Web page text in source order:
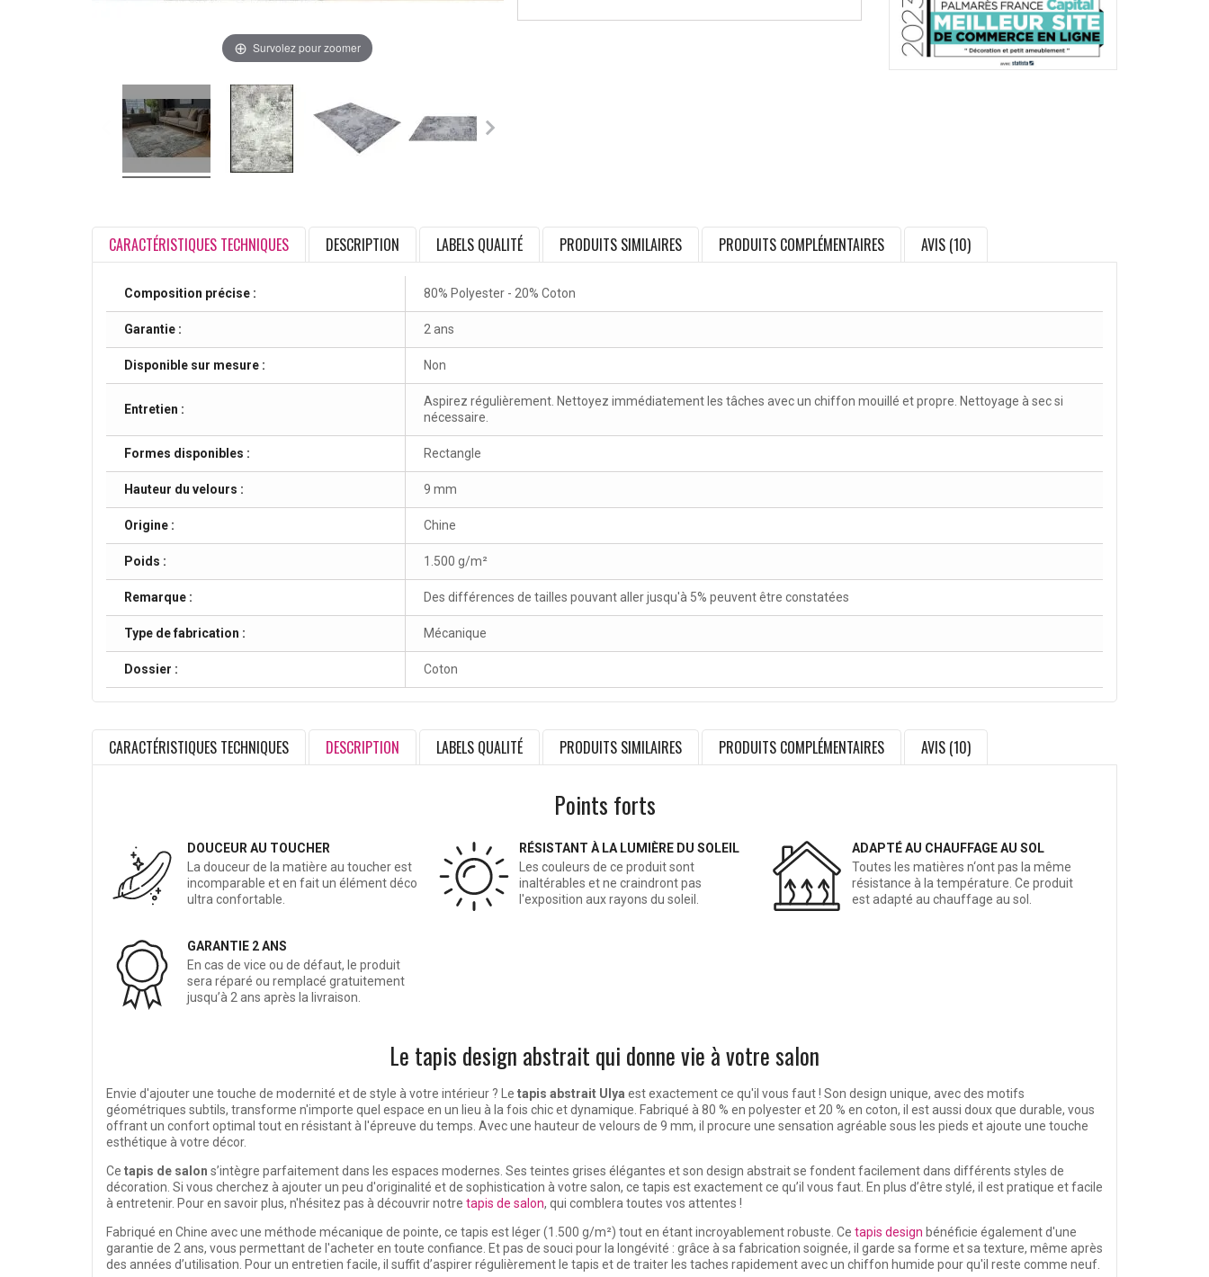
Survolez pour zoomer
CARACTÉRISTIQUES TECHNIQUES DESCRIPTION LABELS QUALITÉ PRODUITS SIMILAIRES PRODUITS COMPLÉMENTAIRES AVIS (10)
Composition précise : 80% Polyester - 20% Coton
Garantie : 2 ans
Disponible sur mesure : Non
Entretien :
Aspirez régulièrement. Nettoyez immédiatement les tâches avec un chiffon mouillé et propre. Nettoyage à sec si
nécessaire.
Formes disponibles : Rectangle
Hauteur du velours : 9 mm
Origine : Chine
Poids : 1.500 g/m²
Remarque : Des différences de tailles pouvant aller jusqu'à 5% peuvent être constatées
Type de fabrication : Mécanique
Dossier : Coton
CARACTÉRISTIQUES TECHNIQUES DESCRIPTION LABELS QUALITÉ PRODUITS SIMILAIRES PRODUITS COMPLÉMENTAIRES AVIS (10)
Points forts
DOUCEUR AU TOUCHER
La douceur de la matière au toucher est
incomparable et en fait un élément déco
ultra confortable.
RÉSISTANT À LA LUMIÈRE DU SOLEIL
Les couleurs de ce produit sont
inaltérables et ne craindront pas
l'exposition aux rayons du soleil.
ADAPTÉ AU CHAUFFAGE AU SOL
Toutes les matières n‘ont pas la même
résistance à la température. Ce produit
est adapté au chauffage au sol.
GARANTIE 2 ANS
En cas de vice ou de défaut, le produit
sera réparé ou remplacé gratuitement
jusqu’à 2 ans après la livraison.
Le tapis design abstrait qui donne vie à votre salon
Envie d'ajouter une touche de modernité et de style à votre intérieur ? Le tapis abstrait Ulya est exactement ce qu'il vous faut ! Son design unique, avec des motifs
géométriques subtils, transforme n'importe quel espace en un lieu à la fois chic et dynamique. Fabriqué à 80 % en polyester et 20 % en coton, il est aussi doux que durable, vous
offrant un confort optimal tout en résistant à l'épreuve du temps. Avec une hauteur de velours de 9 mm, il procure une sensation agréable sous les pieds et ajoute une touche
esthétique à votre décor.
Ce tapis de salon s’intègre parfaitement dans les espaces modernes. Ses teintes grises élégantes et son design abstrait se fondent facilement dans différents styles de
décoration. Si vous cherchez à ajouter un peu d'originalité et de sophistication à votre salon, ce tapis est exactement ce qu’il vous faut. En plus d’être stylé, il est pratique et facile
à entretenir. Pour en savoir plus, n'hésitez pas à découvrir notre tapis de salon, qui comblera toutes vos attentes !
Fabriqué en Chine avec une méthode mécanique de pointe, ce tapis est léger (1.500 g/m²) tout en étant incroyablement robuste. Ce tapis design bénéficie également d'une
garantie de 2 ans, vous permettant de l'acheter en toute confiance. Et pas de souci pour la longévité : grâce à sa fabrication soignée, il garde sa forme et sa texture, même après
des années d’utilisation. Pour un entretien facile, il suffit d’aspirer régulièrement le tapis et de traiter les taches rapidement avec un chiffon humide pour qu'il reste comme neuf.